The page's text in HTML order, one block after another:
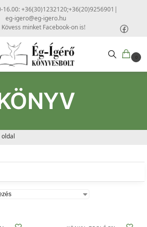
16.00: +36(30)1232120;+36(20)9256901 |
eg-igero@eg-igero.hu
Kövess minket Facebook-on is!
0
oldal